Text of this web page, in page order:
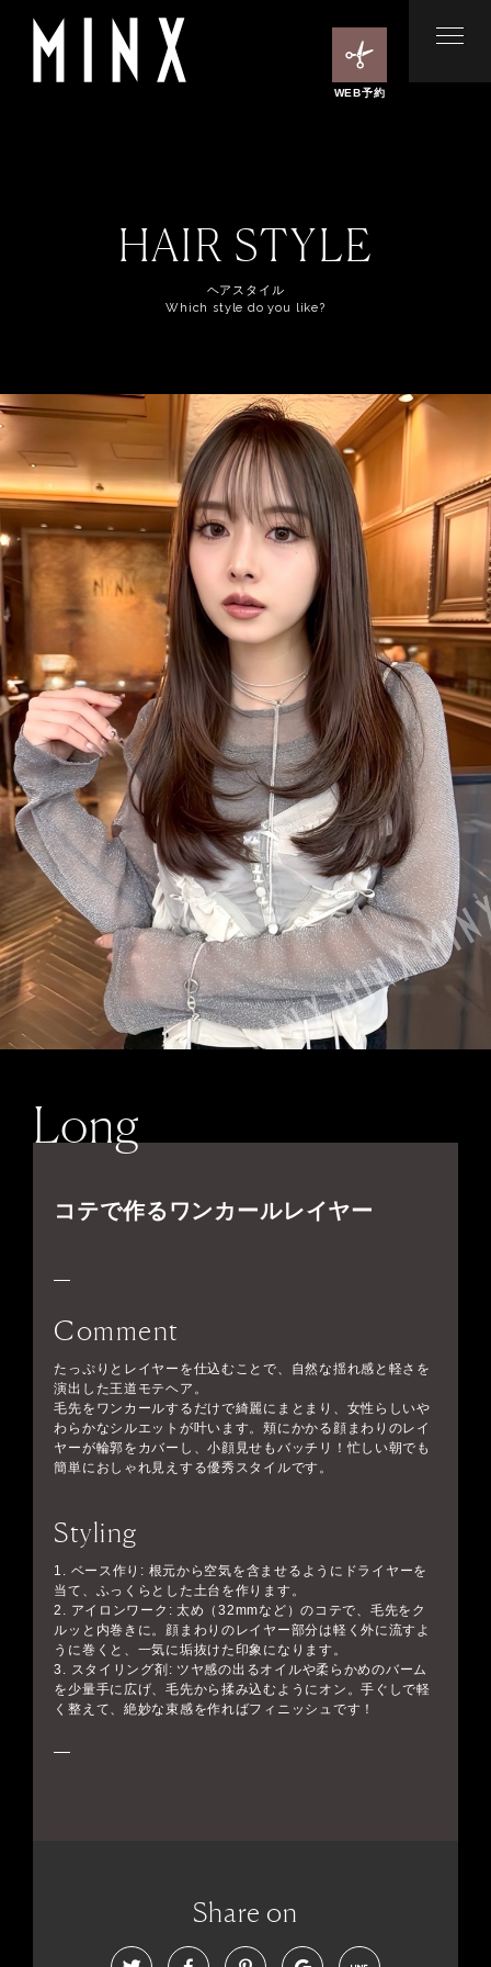
WEB予約
HAIR STYLE
ヘアスタイル
Which style do you like?
Long
コテで作るワンカールレイヤー
Comment
たっぷりとレイヤーを仕込むことで、自然な揺れ感と軽さを
演出した王道モテヘア。
毛先をワンカールするだけで綺麗にまとまり、女性らしいや
わらかなシルエットが叶います。頬にかかる顔まわりのレイ
ヤーが輪郭をカバーし、小顔見せもバッチリ！忙しい朝でも
簡単におしゃれ見えする優秀スタイルです。
Styling
1. ベース作り: 根元から空気を含ませるようにドライヤーを
当て、ふっくらとした土台を作ります。
2. アイロンワーク: 太め（32mmなど）のコテで、毛先をク
ルッと内巻きに。顔まわりのレイヤー部分は軽く外に流すよ
うに巻くと、一気に垢抜けた印象になります。
3. スタイリング剤: ツヤ感の出るオイルや柔らかめのバーム
を少量手に広げ、毛先から揉み込むようにオン。手ぐしで軽
く整えて、絶妙な束感を作ればフィニッシュです！
Share on